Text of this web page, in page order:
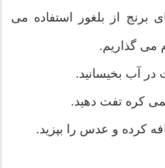
برنج از بلغور استفاده می
می گذاریم.
آب بخیسانید.
کره تفت دهید.
کرده و عدس را بپزید.